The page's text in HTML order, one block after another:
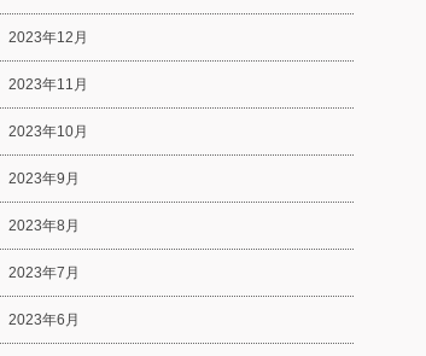
2023年12月
2023年11月
2023年10月
2023年9月
2023年8月
2023年7月
2023年6月